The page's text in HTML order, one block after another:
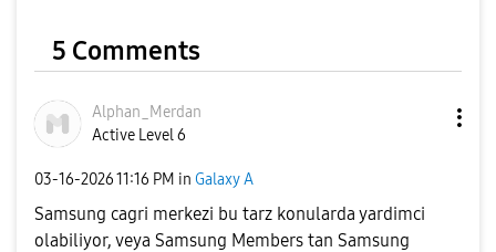
5 Comments
Alphan_Merdan
Active Level 6
‎03-16-202611:16 PM in Galaxy A
Samsung cagri merkezi bu tarz konularda yardimci
olabiliyor, veya Samsung Members tan Samsung